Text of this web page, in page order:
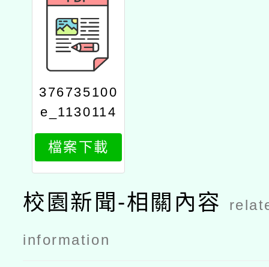
376735100
e_1130114
671_attach
1
檔案下載
校園新聞-相關內容
information